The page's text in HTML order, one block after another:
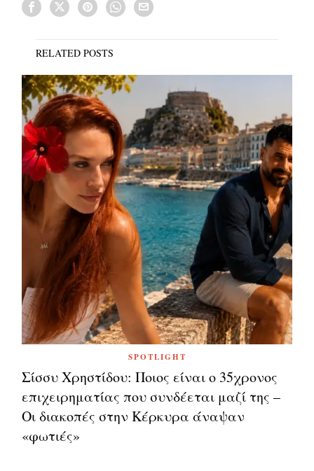
RELATED POSTS
SPOTLIGHT
Σίσσυ Χρηστίδου: Ποιος είναι ο 35χρονος
επιχειρηματίας που συνδέεται μαζί της –
Οι διακοπές στην Κέρκυρα άναψαν
«φωτιές»